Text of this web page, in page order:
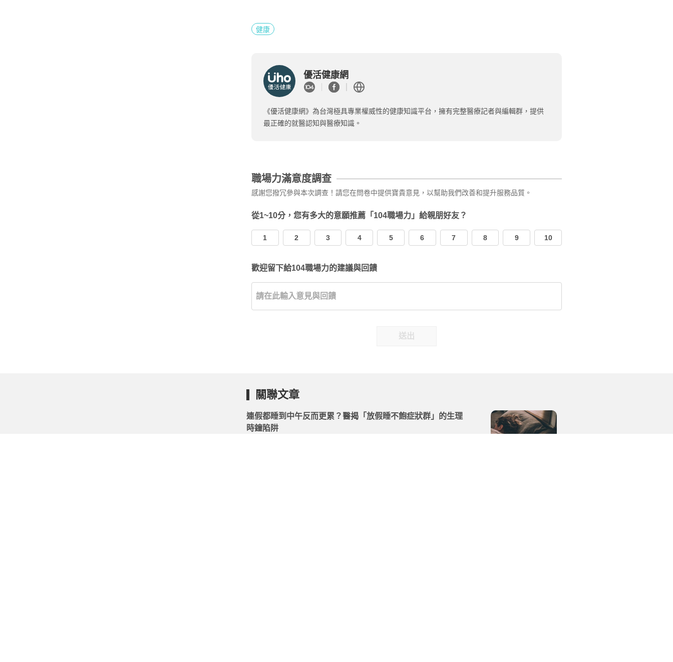
健康
優活健康網
《優活健康網》為台灣極具專業權威性的健康知識平台，擁有完整醫療記者與編輯群，提供
最正確的就醫認知與醫療知識。
職場力滿意度調查
感謝您撥冗參與本次調查！請您在問卷中提供寶貴意見，以幫助我們改善和提升服務品質。
從1~10分，您有多大的意願推薦「104職場力」給親朋好友？
1 2 3 4 5 6 7 8 9 10
歡迎留下給104職場力的建議與回饋
送出
關聯文章
連假都睡到中午反而更累？醫揭「放假睡不飽症狀群」的生理
時鐘陷阱